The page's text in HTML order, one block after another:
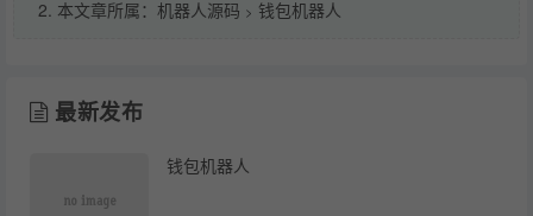
2. 本文章所属： 机器人源码 > 钱包机器人
最新发布
钱包机器人